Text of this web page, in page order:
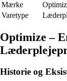
Mærke
Varetype
Optimize –
Historie og